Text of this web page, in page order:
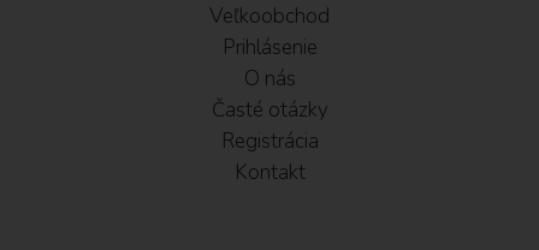
Veľkoobchod
Prihlásenie
O nás
Časté otázky
Registrácia
Kontakt